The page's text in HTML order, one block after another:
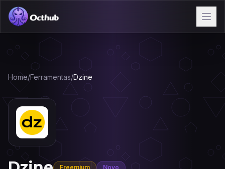
Home/Ferramentas/Dzine
Freemium Novo